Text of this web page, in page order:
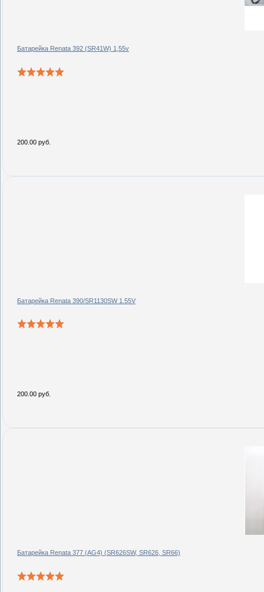
Батарейка Renata 392 (SR41W) 1,55v
200.00 руб.
Батарейка Renata 390/SR1130SW 1.55V
200.00 руб.
Батарейка Renata 377 (AG4) (SR626SW, SR626, SR66)